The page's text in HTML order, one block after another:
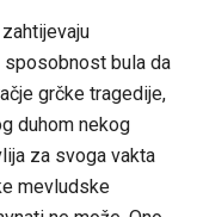
bula da
grčke tragedije,
duhom nekog
za svoga vakta
mevludske